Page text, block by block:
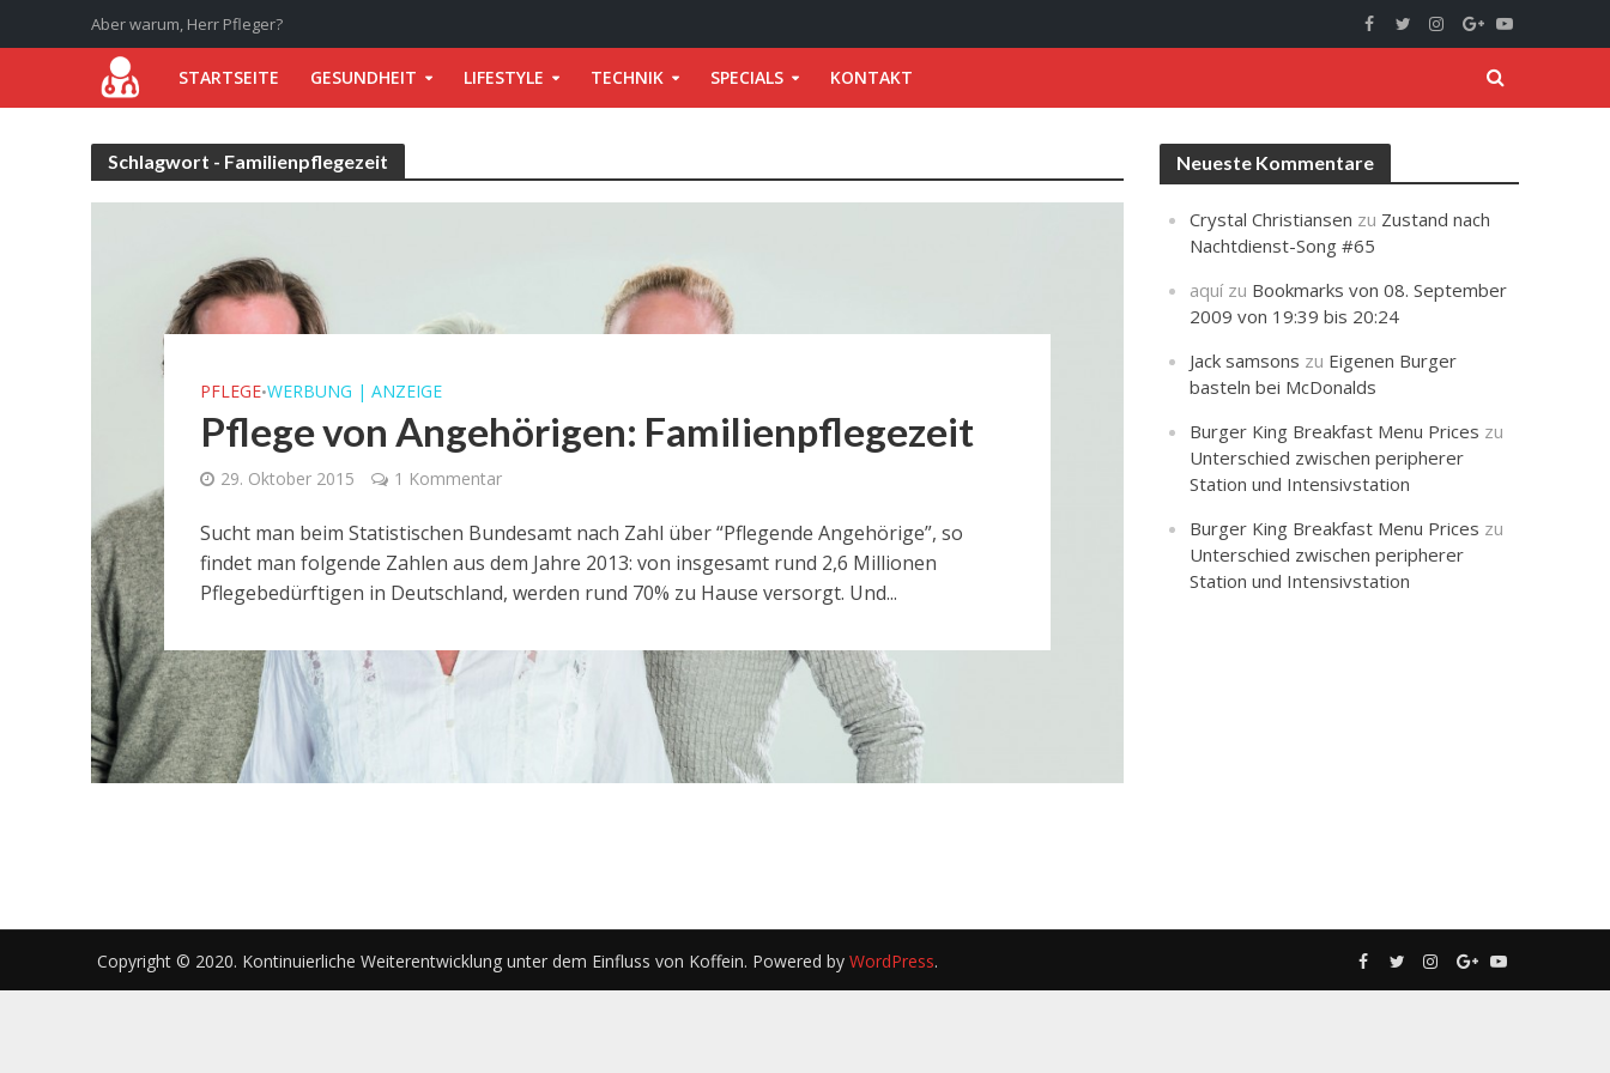
Aber warum, Herr Pfleger?
STARTSEITE GESUNDHEIT LIFESTYLE TECHNIK SPECIALS KONTAKT
Schlagwort - Familienpflegezeit
PFLEGE•WERBUNG | ANZEIGE
Pflege von Angehörigen: Familienpflegezeit
29. Oktober 2015 1 Kommentar
Sucht man beim Statistischen Bundesamt nach Zahl über “Pflegende Angehörige”, so
findet man folgende Zahlen aus dem Jahre 2013: von insgesamt rund 2,6 Millionen
Pflegebedürftigen in Deutschland, werden rund 70% zu Hause versorgt. Und...
Neueste Kommentare
Crystal Christiansen zu Zustand nach
Nachtdienst-Song #65
aquízu Bookmarks von 08. September
2009 von 19:39 bis 20:24
Jack samsons zu Eigenen Burger
basteln bei McDonalds
Burger King Breakfast Menu Prices zu
Unterschied zwischen peripherer
Station und Intensivstation
Burger King Breakfast Menu Prices zu
Unterschied zwischen peripherer
Station und Intensivstation
Copyright © 2020. Kontinuierliche Weiterentwicklung unter dem Einfluss von Koffein. Powered by WordPress.